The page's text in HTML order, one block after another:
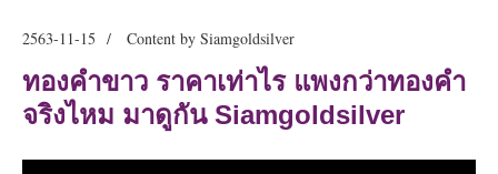
2563-11-15 Content by Siamgoldsilver
ทองคำขาว ราคาเท่าไร แพงกว่าทองคำ
จริงไหม มาดูกัน Siamgoldsilver